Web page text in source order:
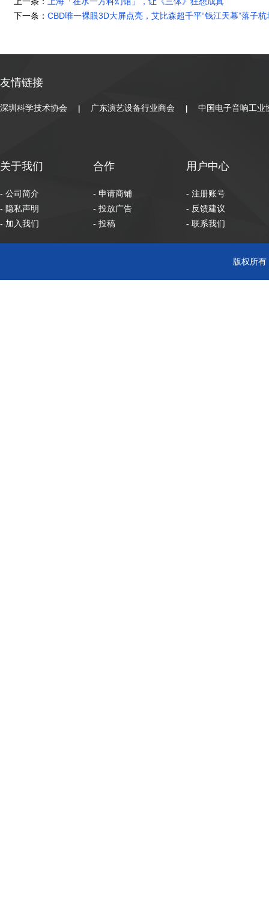
下一条： CBD唯一裸眼3D大屏点亮，艾比森超千平“钱江天幕”落子
友情链接
深圳科学技术协会 广东演艺设备行业商会 中国电子音响工业
关于我们
- 公司简介
- 隐私声明
- 加入我们
合作
- 申请商铺
- 投放广告
- 投稿
用户中心
- 注册账号
- 反馈建议
- 联系我们
版权所